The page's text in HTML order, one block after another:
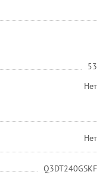
53
Нет
Нет
Q3DT240GSKF